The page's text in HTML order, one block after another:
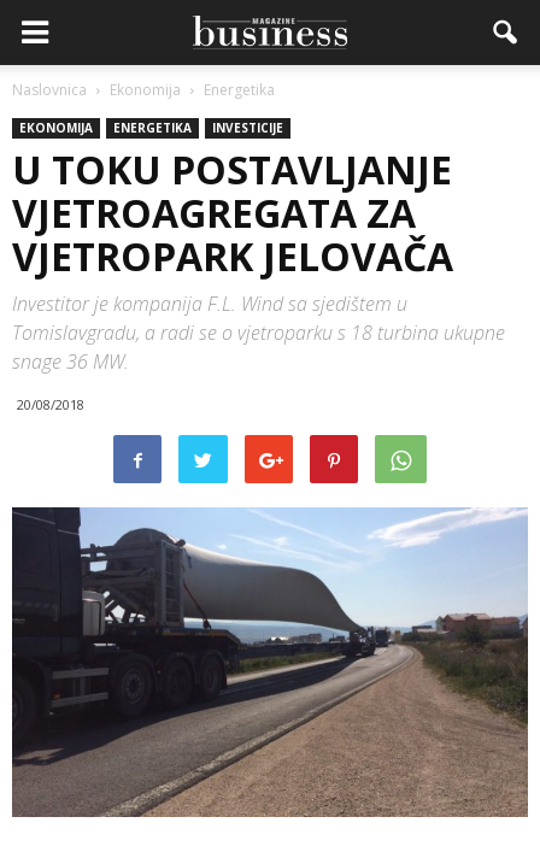
Naslovnica Ekonomija Energetika
EKONOMIJA ENERGETIKA INVESTICIJE
U TOKU POSTAVLJANJE
VJETROAGREGATA ZA
VJETROPARK JELOVAČA
Investitor je kompanija F.L. Wind sa sjedištem u
Tomislavgradu, a radi se o vjetroparku s 18 turbina ukupne
snage 36 MW.
20/08/2018